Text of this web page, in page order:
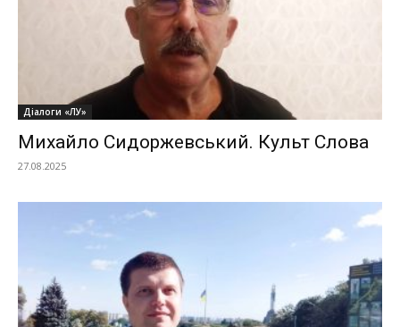
Діалоги «ЛУ»
Михайло Сидоржевський. Культ Слова
27.08.2025